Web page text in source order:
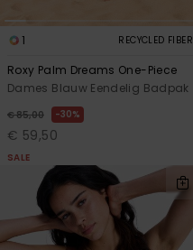
1 RECYCLED FIBER
Roxy Palm Dreams One-Piece
Dames Blauw Eendelig Badpak
€ 85,00 30%
€ 59,50
SALE